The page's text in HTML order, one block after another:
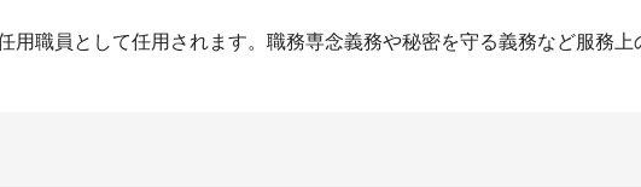
用職員として任用されます。職務専念義務や秘密を守る義務など服務